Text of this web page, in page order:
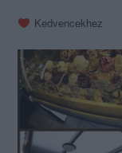
Kedvencekhez